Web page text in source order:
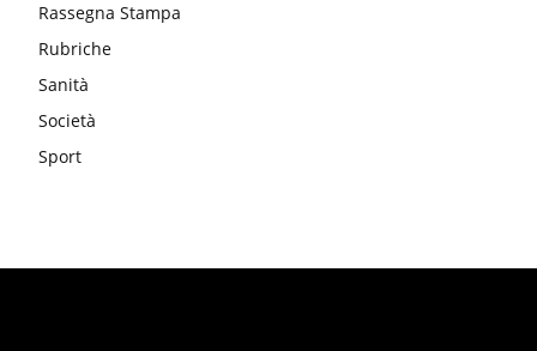
Rassegna Stampa
Rubriche
Sanità
Società
Sport